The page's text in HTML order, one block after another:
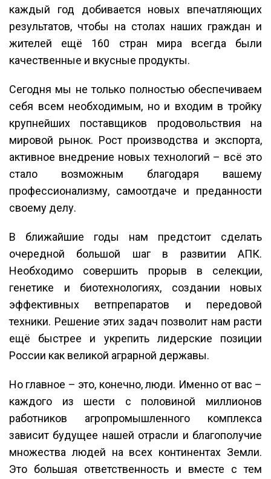
каждый год добивается новых впечатляющих
результатов, чтобы на столах наших граждан и
жителей ещё 160 стран мира всегда были
качественные и вкусные продукты.
Сегодня мы не только полностью обеспечиваем
себя всем необходимым, но и входим в тройку
крупнейших поставщиков продовольствия на
мировой рынок. Рост производства и экспорта,
активное внедрение новых технологий – всё это
стало возможным благодаря вашему
профессионализму, самоотдаче и преданности
своему делу.
В ближайшие годы нам предстоит сделать
очередной большой шаг в развитии АПК.
Необходимо совершить прорыв в селекции,
генетике и биотехнологиях, создании новых
эффективных ветпрепаратов и передовой
техники. Решение этих задач позволит нам расти
ещё быстрее и укрепить лидерские позиции
России как великой аграрной державы.
Но главное – это, конечно, люди. Именно от вас –
каждого из шести с половиной миллионов
работников агропромышленного комплекса
зависит будущее нашей отрасли и благополучие
множества людей на всех континентах Земли.
Это большая ответственность и вместе с тем